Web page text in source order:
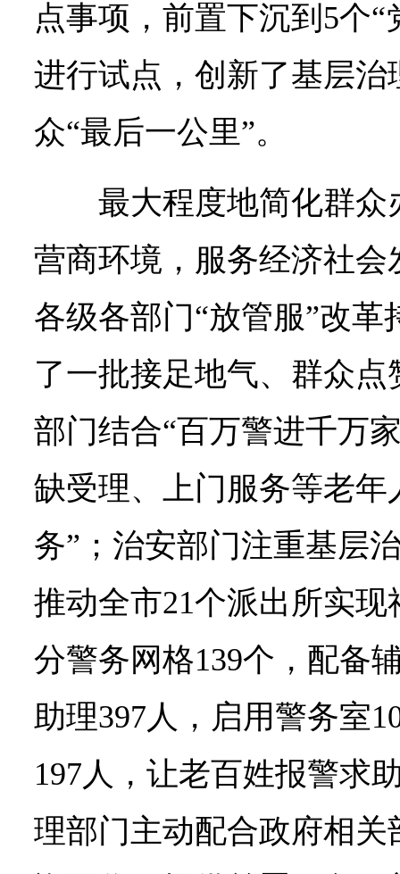
点事项，前置下沉到5个
进行试点，创新了基层
众“最后一公里”。
最大程度地简化群
营商环境，服务经济社
各级各部门“放管服”改
了一批接足地气、群众
部门结合“百万警进千万
缺受理、上门服务等老年
务”；治安部门注重基层
推动全市21个派出所实
分警务网格139个，配备
助理397人，启用警务室
197人，让老百姓报警求
理部门主动配合政府相